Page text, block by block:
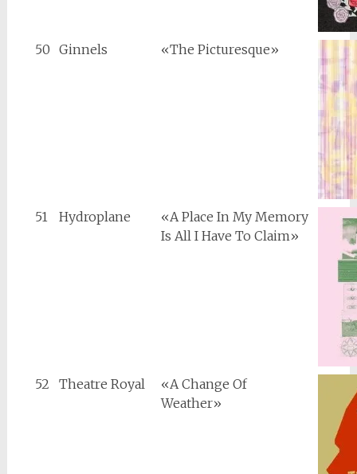
50 Ginnels «The Picturesque»
51 Hydroplane
«A Place In My Memory
Is All I Have To Claim»
52 Theatre Royal
«A Change Of
Weather»